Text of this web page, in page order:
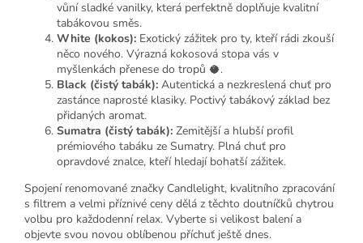
vůní sladké vanilky, která perfektně doplňuje kvalitní
tabákovou směs.
White (kokos): Exotický zážitek pro ty, kteří rádi zkouší
něco nového. Výrazná kokosová stopa vás v
myšlenkách přenese do tropů 🥥.
Black (čistý tabák): Autentická a nezkreslená chuť pro
zastánce naprosté klasiky. Poctivý tabákový základ bez
přidaných aromat.
Sumatra (čistý tabák): Zemitější a hlubší profil
prémiového tabáku ze Sumatry. Plná chuť pro
opravdové znalce, kteří hledají bohatší zážitek.
Spojení renomované značky Candlelight, kvalitního zpracování
s filtrem a velmi příznivé ceny dělá z těchto doutníčků chytrou
volbu pro každodenní relax. Vyberte si velikost balení a
objevte svou novou oblíbenou příchuť ještě dnes.